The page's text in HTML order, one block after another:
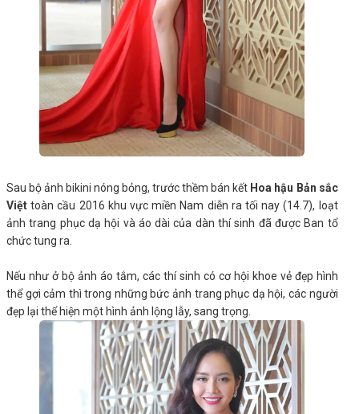
Sau bộ ảnh bikini nóng bỏng, trước thềm bán kết Hoa hậu Bản sắc
Việt toàn cầu 2016 khu vực miền Nam diễn ra tối nay (14.7), loạt
ảnh trang phục dạ hội và áo dài của dàn thí sinh đã được Ban tổ
chức tung ra.
Nếu như ở bộ ảnh áo tắm, các thí sinh có cơ hội khoe vẻ đẹp hình
thể gợi cảm thì trong những bức ảnh trang phục dạ hội, các người
đẹp lại thể hiện một hình ảnh lộng lẫy, sang trọng.